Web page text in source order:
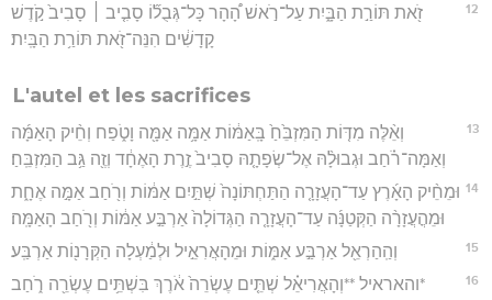
12
זֹ֖את תּוֹרַ֣ת הַבָּ֑יִת עַל־רֹ֣אשׁ הָ֠הָר כָּל־גְּבֻל֞וֹ סָבִ֤יב ׀ סָבִיב֙ קֹ֣דֶשׁ
קָדָשִׁ֔ים הִנֵּה־זֹ֖את תּוֹרַ֥ת הַבָּֽיִת׃
L'autel et les sacrifices
13
וְאֵ֨לֶּה מִדּ֤וֹת הַמִּזְבֵּ֙חַ֙ בָּֽאַמּ֔וֹת אַמָּ֥ה אַמָּ֖ה וָטֹ֑פַח וְחֵ֨יק הָאַמָּ֜ה
וְאַמָּה־רֹ֗חַב וּגְבוּלָ֨הּ אֶל־שְׂפָתָ֤הּ סָבִיב֙ זֶ֣רֶת הָאֶחָ֔ד וְזֶ֖ה גַּ֥ב הַמִּזְבֵּֽחַ׃
14 וּמֵחֵ֨יק הָאָ֜רֶץ עַד־הָעֲזָרָ֤ה הַתַּחְתּוֹנָה֙ שְׁתַּ֣יִם אַמּ֔וֹת וְרֹ֖חַב אַמָּ֣ה אֶחָ֑ת
וּמֵהֳעֲזָרָ֨ה הַקְּטַנָּ֜ה עַד־הָעֲזָרָ֤ה הַגְּדוֹלָה֙ אַרְבַּ֣ע אַמּ֔וֹת וְרֹ֖חַב הָאַמָּֽה׃
15 וְהַֽהַרְאֵ֖ל אַרְבַּ֣ע אַמּ֑וֹת וּמֵהָאֲרִאֵ֣יל וּלְמַ֔עְלָה הַקְּרָנ֖וֹת אַרְבַּֽע׃
16
*והאראיל **וְהָאֲרִיאֵ֗ל שְׁתֵּ֤ים עֶשְׂרֵה֙ אֹ֔רֶךְ בִּשְׁתֵּ֥ים עֶשְׂרֵ֖ה רֹ֑חַב